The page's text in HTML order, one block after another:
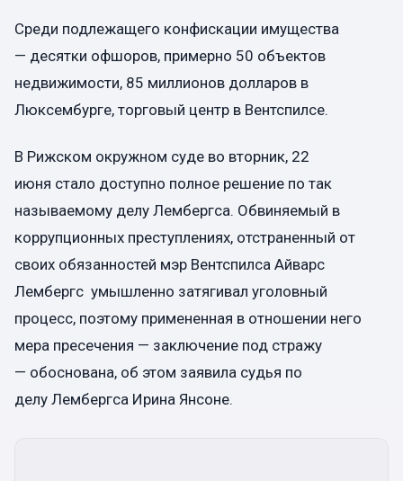
Среди подлежащего конфискации имущества
— десятки офшоров, примерно 50 объектов
недвижимости, 85 миллионов долларов в
Люксембурге, торговый центр в Вентспилсе.
В Рижском окружном суде во вторник, 22
июня стало доступно полное решение по так
называемому делу Лембергса. Обвиняемый в
коррупционных преступлениях, отстраненный от
своих обязанностей мэр Вентспилса Айварс
Лембергс умышленно затягивал уголовный
процесс, поэтому примененная в отношении него
мера пресечения — заключение под стражу
— обоснована, об этом заявила судья по
делу Лембергса Ирина Янсоне.